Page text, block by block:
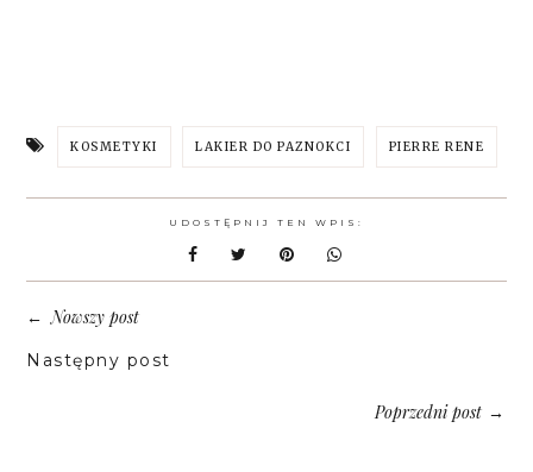
KOSMETYKI LAKIER DO PAZNOKCI PIERRE RENE
UDOSTĘPNIJ TEN WPIS:
← Nowszy post
Następny post
Poprzedni post→